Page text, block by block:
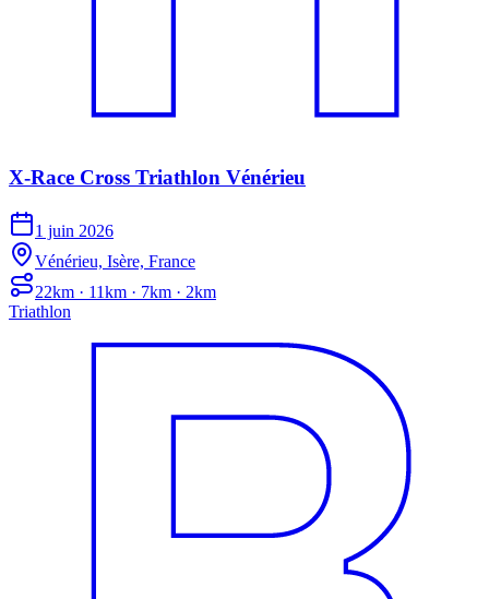
X-Race Cross Triathlon Vénérieu
1 juin 2026
Vénérieu, Isère, France
22km · 11km · 7km · 2km
Triathlon